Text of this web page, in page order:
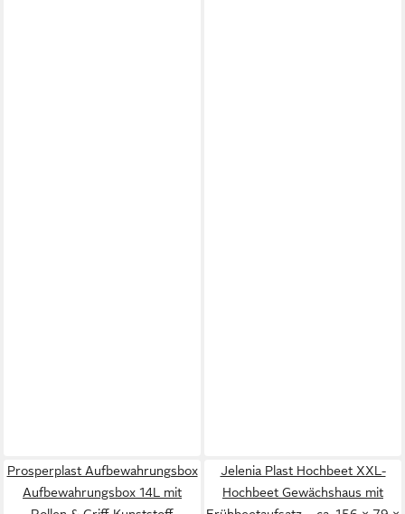
Prosperplast Aufbewahrungsbox
Aufbewahrungsbox 14L mit
Jelenia Plast Hochbeet XXL-
Hochbeet Gewächshaus mit